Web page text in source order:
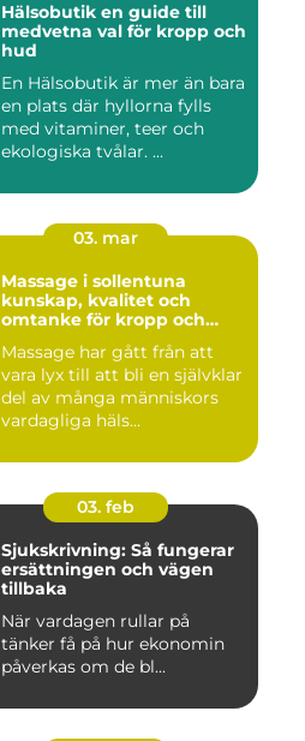
Hälsobutik en guide till
medvetna val för kropp och
hud
En Hälsobutik är mer än bara
en plats där hyllorna fylls
med vitaminer, teer och
ekologiska tvålar. ...
03. mar
Massage i sollentuna
kunskap, kvalitet och
omtanke för kropp och
Massage har gått från att
vara lyx till att bli en självklar
del av många människors
vardagliga häls...
03. feb
Sjukskrivning: Så fungerar
ersättningen och vägen
tillbaka
När vardagen rullar på
tänker få på hur ekonomin
påverkas om de bl...